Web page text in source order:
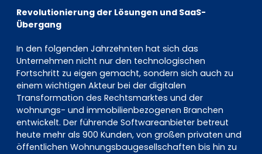
Revolutionierung der Lösungen und SaaS-
Übergang
In den folgenden Jahrzehnten hat sich das
Unternehmen nicht nur den technologischen
Fortschritt zu eigen gemacht, sondern sich auch zu
einem wichtigen Akteur bei der digitalen
Transformation des Rechtsmarktes und der
wohnungs- und immobilienbezogenen Branchen
entwickelt. Der führende Softwareanbieter betreut
heute mehr als 900 Kunden, von großen privaten und
öffentlichen Wohnungsbaugesellschaften bis hin zu